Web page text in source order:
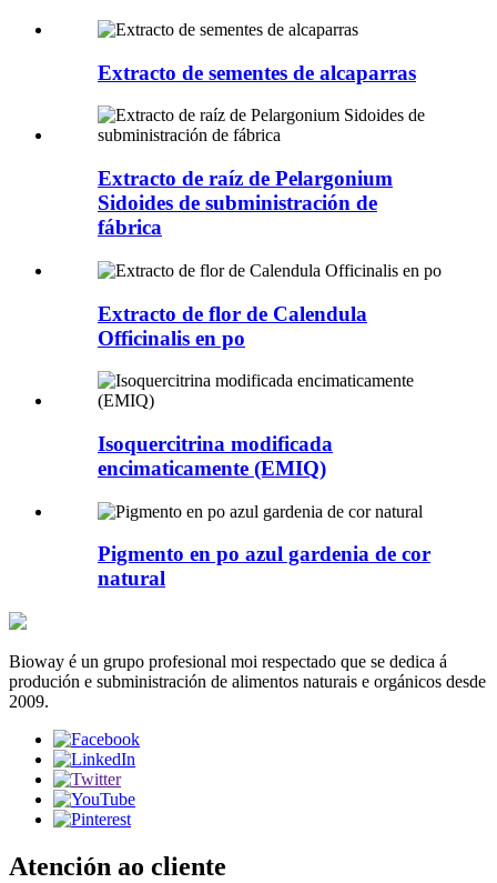
Extracto de sementes de alcaparras
Extracto de raíz de Pelargonium
Sidoides de subministración de
fábrica
Extracto de flor de Calendula
Officinalis en po
Isoquercitrina modificada
encimaticamente (EMIQ)
Pigmento en po azul gardenia de cor
natural
Bioway é un grupo profesional moi respectado que se dedica á
produción e subministración de alimentos naturais e orgánicos desde
2009.
Atención ao cliente